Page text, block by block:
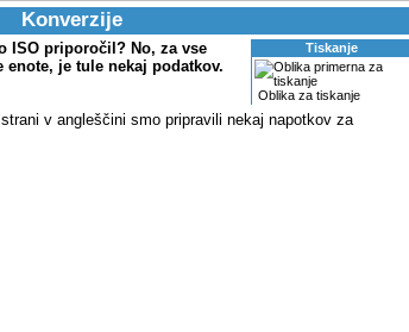
Konverzije
Tiskanje
Oblika za tiskanje
ISO priporočil? No, za vse
je tule nekaj podatkov.
v angleščini smo pripravili nekaj napotkov za